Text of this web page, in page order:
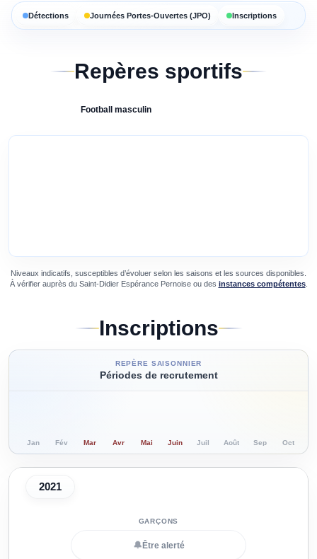
Détections Journées Portes-Ouvertes (JPO) Inscriptions
Repères sportifs
Football masculin
Niveaux indicatifs, susceptibles d’évoluer selon les saisons et les sources disponibles.
À vérifier auprès du Saint-Didier Espérance Pernoiseou des instances compétentes.
Inscriptions
REPÈRE SAISONNIER
Périodes de recrutement
Jan Fév Mar Avr Mai Juin Juil Août Sep Oct
2021
🔔 Être alerté